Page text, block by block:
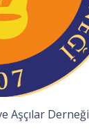
Aşçılar Derneği